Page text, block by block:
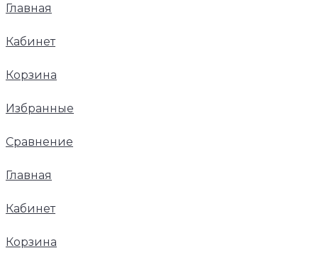
Главная
Кабинет
Корзина
Избранные
Сравнение
Главная
Кабинет
Корзина